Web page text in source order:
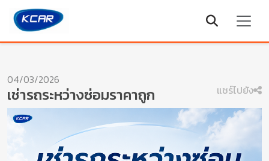
04/03/2026
เช่ารถระหว่างซ่อมราคาถูก แชร์ไปยัง